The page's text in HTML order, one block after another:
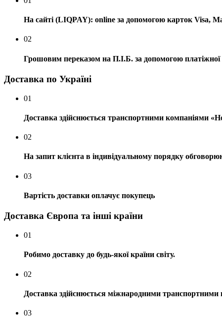
На сайті (LIQPAY): online за допомогою карток Visa,
02
Грошовим переказом на П.І.Б. за допомогою платіжної
Доставка по Україні
01
Доставка здійснюється транспортними компаніями
02
На запит клієнта в індивідуальному порядку
03
Вартість доставки оплачує покупець
Доставка Європа та інші країни
01
Робимо доставку до будь-якої країни світу.
02
Доставка здійснюється міжнародними
03